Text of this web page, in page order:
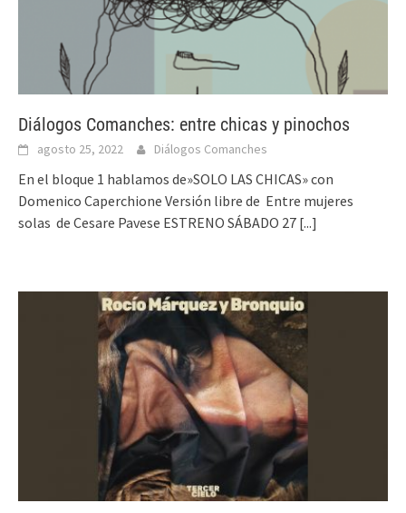
Diálogos Comanches: entre chicas y pinochos
agosto 25, 2022 Diálogos Comanches
En el bloque 1 hablamos de»SOLO LAS CHICAS» con
Domenico Caperchione Versión libre de Entre mujeres
solas de Cesare Pavese ESTRENO SÁBADO 27 [...]